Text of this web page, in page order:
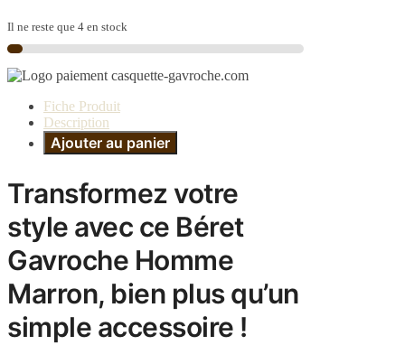
Il ne reste que 4 en stock
Fiche Produit
Description
Ajouter au panier
Transformez votre
style avec ce Béret
Gavroche Homme
Marron, bien plus qu’un
simple accessoire !